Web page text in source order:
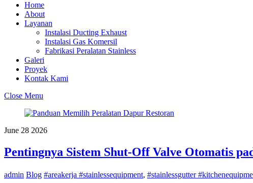
Home
About
Layanan
Instalasi Ducting Exhaust
Instalasi Gas Komersil
Fabrikasi Peralatan Stainless
Galeri
Proyek
Kontak Kami
Close Menu
June 28 2026
Pentingnya Sistem Shut-Off Valve Otomatis
admin Blog #areakerja #stainlessequipment, #stainlessgutter